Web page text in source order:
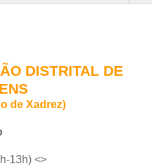
DISTRITAL DE
de Xadrez)
13h) <>